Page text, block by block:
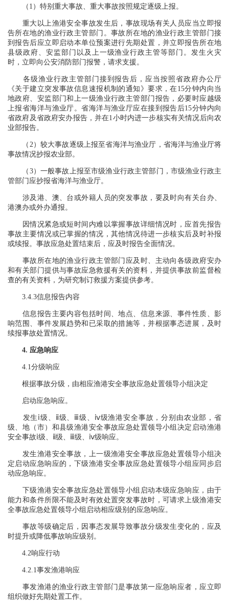
（1）特别重大事故、重大事故按照规定逐级上报。
重大以上渔港安全事故发生后，事故现场有关人员应当立即报
告所在地的渔业行政主管部门。事故所在地的渔业行政主管部门接
到报告后应立即启动本单位预案进行先期处置，并立即报告所在地
县级政府、安监部门以及上一级渔业行政主管等部门。发生火灾
时，立即向公安消防部门报警，请求支援。
各级渔业行政主管部门接到报告后，应当按照省政府办公厅
《关于建立突发事故信息速报机制的通知》要求，在15分钟内向当
地政府、安监部门和上一级渔业行政主管部门报告，必要时应越级
上报省海洋与渔业厅。省海洋与渔业厅应在接到报告后15分钟内向
省政府及省政府安办报告，并在1小时内进一步核实有关情况后向农
业部报告。
（2）较大事故逐级上报至省海洋与渔业厅，省海洋与渔业厅将
事故情况抄报农业部。
（3）一般事故上报至市级渔业行政主管部门，市级渔业行政主
管部门应抄报省海洋与渔业厅。
涉及港、澳、台或外籍人员的突发事故，要及时向有关台办、
港澳办或外办通报。
因情况紧急或短时间内难以掌握事故详细情况时，应首先报告
事故主要情况或已掌握的情况，其他情况待进一步核实后及时补报
或续报。事故应急处置结束后，应及时报告全面情况。
事故所在地的渔业行政主管部门应及时、主动向各级政府安办
和有关部门提供与事故应急救援有关的资料，并提供事故前监督检
查的有关资料，为研究制订救援方案提供参考。
3.4.3信息报告内容
信息报告主要内容包括时间、地点、信息来源、事件性质、影
响范围、事件发展趋势和已采取的措施等，并根据事态进展，及时
续报事故处置情况。
4. 应急响应
4.1分级响应
根据事故分级，由相应渔港安全事故应急处置领导小组决定
启动应急响应。
发生ⅰ级、ⅱ级、ⅲ级、ⅳ级渔港安全事故，分别由农业部，省
级、地（市）和县级渔港安全事故应急处置领导小组决定启动渔港
安全事故ⅰ级、ⅱ级、ⅲ级、ⅳ级响应。
发生渔港安全事故，上一级渔港安全事故应急处置领导小组决
定启动应急响应的，下级渔港安全事故应急处置领导小组应同步启
动应急响应。
下级渔港安全事故应急处置领导小组启动本级应急响应，由于
能力和条件所限不能及时有效处置突发事故时，可请求上级渔港安
全事故应急处置领导小组启动相应级别的应急响应。
事故等级确定后，因事态发展导致事故分级发生变化的，应及
时提升或降低事故响应级别。
4.2响应行动
4.2.1事发渔港响应
事发渔港的渔业行政主管部门是事故第一应急响应者，应立即
组织做好先期处置工作。